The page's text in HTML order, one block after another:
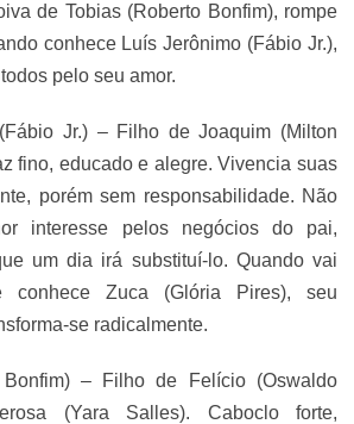
de Tobias (Roberto Bonfim), rompe
conhece Luís Jerônimo (Fábio Jr.),
pelo seu amor.
Jr.) – Filho de Joaquim (Milton
fino, educado e alegre. Vivencia suas
porém sem responsabilidade. Não
interesse pelos negócios do pai,
um dia irá substituí-lo. Quando vai
Zuca (Glória Pires), seu
se radicalmente.
Bonfim) – Filho de Felício (Oswaldo
(Yara Salles). Caboclo forte,